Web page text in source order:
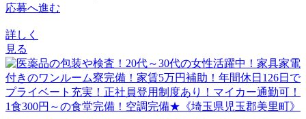
応募へ進む
詳しく
見る